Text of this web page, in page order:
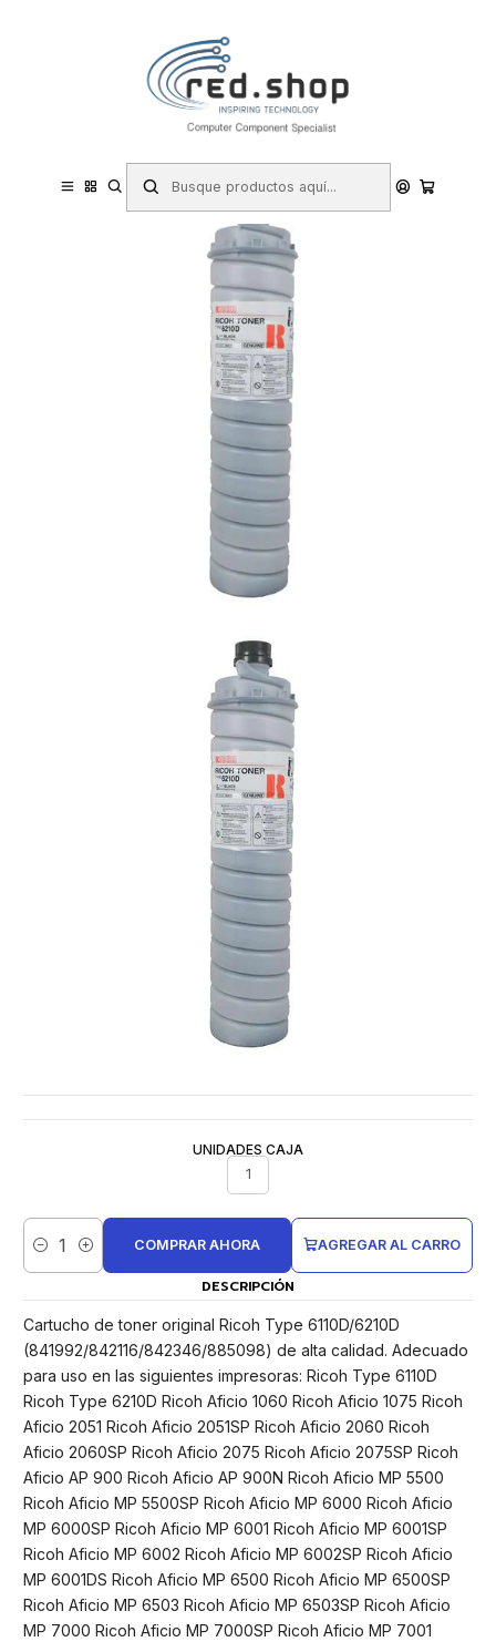
Haga Click Aqui
Consumibles. Ricoh Toner (Laser)
Ricoh Type 6110D/6210D Negro Cartucho de Toner Original -
841992/842116/842346/885098
UNIDADES CAJA
1
Cantidad
AGREGAR AL CARRO
COMPRAR AHORA
DESCRIPCIÓN
Cartucho de toner original Ricoh Type 6110D/6210D
(841992/842116/842346/885098) de alta calidad. Adecuado
para uso en las siguientes impresoras: Ricoh Type 6110D
Ricoh Type 6210D Ricoh Aficio 1060 Ricoh Aficio 1075 Ricoh
Aficio 2051 Ricoh Aficio 2051SP Ricoh Aficio 2060 Ricoh
Aficio 2060SP Ricoh Aficio 2075 Ricoh Aficio 2075SP Ricoh
Aficio AP 900 Ricoh Aficio AP 900N Ricoh Aficio MP 5500
Ricoh Aficio MP 5500SP Ricoh Aficio MP 6000 Ricoh Aficio
MP 6000SP Ricoh Aficio MP 6001 Ricoh Aficio MP 6001SP
Ricoh Aficio MP 6002 Ricoh Aficio MP 6002SP Ricoh Aficio
MP 6001DS Ricoh Aficio MP 6500 Ricoh Aficio MP 6500SP
Ricoh Aficio MP 6503 Ricoh Aficio MP 6503SP Ricoh Aficio
MP 7000 Ricoh Aficio MP 7000SP Ricoh Aficio MP 7001